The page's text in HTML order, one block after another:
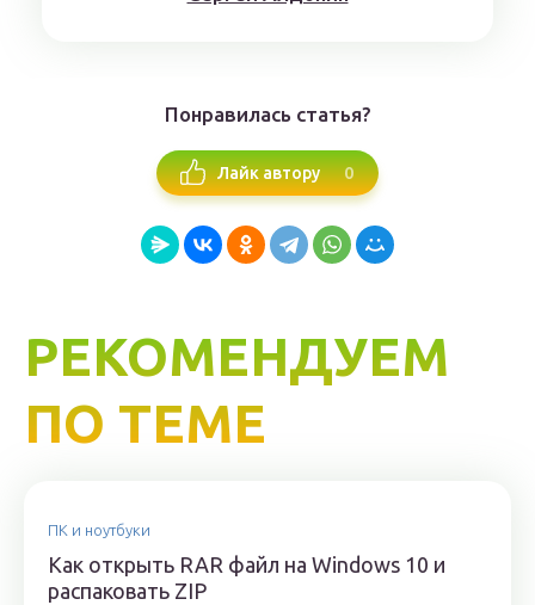
Понравилась статья?
Лайк автору 0
РЕКОМЕНДУЕМ
ПО ТЕМЕ
ПК и ноутбуки
Как открыть RAR файл на Windows 10 и
распаковать ZIP